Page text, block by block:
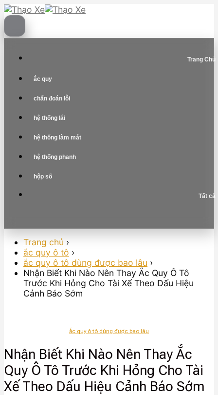
Skip
to
content
Trang Chủ
ắc quy
chẩn đoán lỗi
hệ thống lái
hệ thống làm mát
hệ thống phanh
hộp số
Tất cả
Trang chủ ›
ắc quy ô tô ›
ắc quy ô tô dùng được bao lâu ›
Nhận Biết Khi Nào Nên Thay Ắc Quy Ô Tô
Trước Khi Hỏng Cho Tài Xế Theo Dấu Hiệu
Cảnh Báo Sớm
ắc quy ô tô dùng được bao lâu
Nhận Biết Khi Nào Nên Thay Ắc
Quy Ô Tô Trước Khi Hỏng Cho Tài
Xế Theo Dấu Hiệu Cảnh Báo Sớm